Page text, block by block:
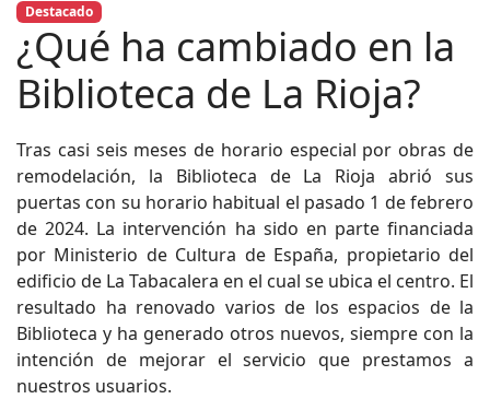
Destacado
¿Qué ha cambiado en la
Biblioteca de La Rioja?
Tras casi seis meses de horario especial por obras de
remodelación, la Biblioteca de La Rioja abrió sus
puertas con su horario habitual el pasado 1 de febrero
de 2024. La intervención ha sido en parte financiada
por Ministerio de Cultura de España, propietario del
edificio de La Tabacalera en el cual se ubica el centro. El
resultado ha renovado varios de los espacios de la
Biblioteca y ha generado otros nuevos, siempre con la
intención de mejorar el servicio que prestamos a
nuestros usuarios.